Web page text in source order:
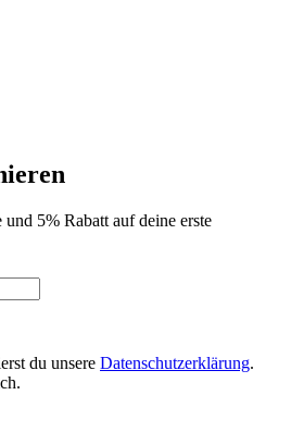
5% Rabatt auf deine erste
du unsere Datenschutzerklärung.